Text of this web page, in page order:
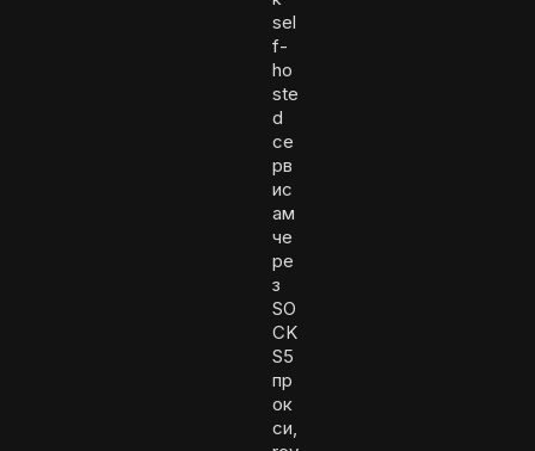
sel
f-
ho
ste
d
се
рв
ис
ам
че
ре
з
SO
CK
S5
пр
ок
си,